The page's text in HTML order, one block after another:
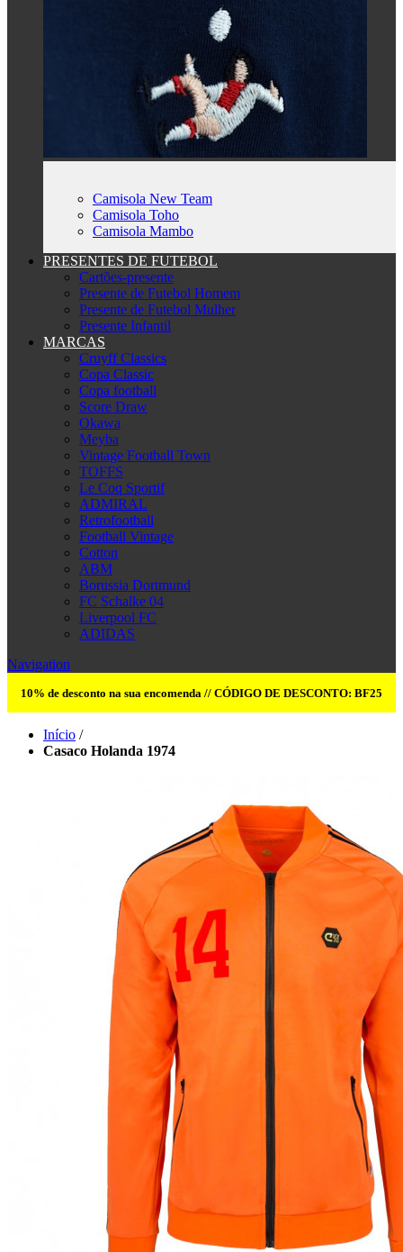
Camisola New Team
Camisola Toho
Camisola Mambo
PRESENTES DE FUTEBOL
Cartões-presente
Presente de Futebol Homem
Presente de Futebol Mulher
Presente Infantil
MARCAS
Cruyff Classics
Copa Classic
Copa football
Score Draw
Okawa
Meyba
Vintage Football Town
TOFFS
Le Coq Sportif
ADMIRAL
Retrofootball
Football Vintage
Cotton
ABM
Borussia Dortmund
FC Schalke 04
Liverpool FC
ADIDAS
Navigation
10% de desconto na sua encomenda // CÓDIGO DE DESCONTO: BF25
Início /
Casaco Holanda 1974